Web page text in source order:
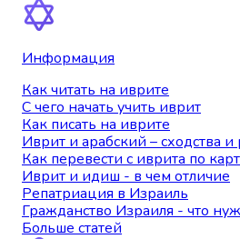
Информация
Как читать на иврите
С чего начать учить иврит
Как писать на иврите
Иврит и арабский – сходства и
Как перевести с иврита по
Иврит и идиш - в чем отличие
Репатриация в Израиль
Гражданство Израиля - что
Больше статей